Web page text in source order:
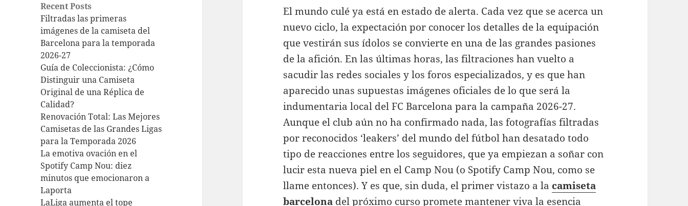
Recent Posts
Filtradas las primeras
imágenes de la camiseta del
Barcelona para la temporada
2026-27
Guía de Coleccionista: ¿Cómo
Distinguir una Camiseta
Original de una Réplica de
Calidad?
Renovación Total: Las Mejores
Camisetas de las Grandes Ligas
para la Temporada 2026
La emotiva ovación en el
Spotify Camp Nou: diez
minutos que emocionaron a
Laporta
LaLiga aumenta el tope
El mundo culé ya está en estado de alerta. Cada vez que se acerca un
nuevo ciclo, la expectación por conocer los detalles de la equipación
que vestirán sus ídolos se convierte en una de las grandes pasiones
de la afición. En las últimas horas, las filtraciones han vuelto a
sacudir las redes sociales y los foros especializados, y es que han
aparecido unas supuestas imágenes oficiales de lo que será la
indumentaria local del FC Barcelona para la campaña 2026-27.
Aunque el club aún no ha confirmado nada, las fotografías filtradas
por reconocidos ‘leakers’ del mundo del fútbol han desatado todo
tipo de reacciones entre los seguidores, que ya empiezan a soñar con
lucir esta nueva piel en el Camp Nou (o Spotify Camp Nou, como se
llame entonces). Y es que, sin duda, el primer vistazo a la camiseta
barcelona del próximo curso promete mantener viva la esencia